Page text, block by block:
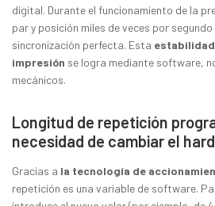
digital. Durante el funcionamiento de la
par y posición miles de veces por
sincronización perfecta. Esta
impresión se logra mediante software,
mecánicos.
Longitud de repetición
necesidad de cambiar el
Gracias a la tecnología de
repetición es una variable de software.